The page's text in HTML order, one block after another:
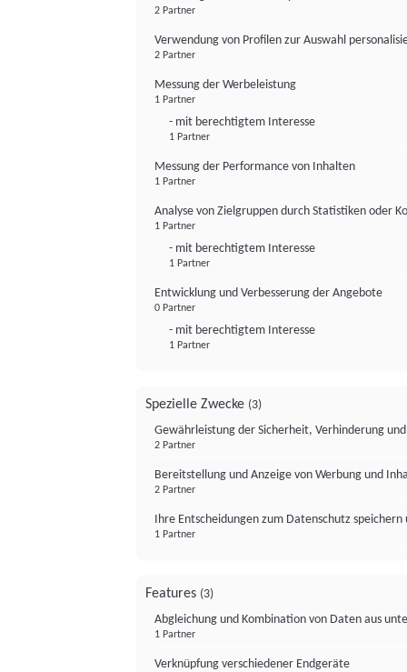
2 Partner
Verwendung von Profilen zur Auswahl
2 Partner
Messung der Werbeleistung
1 Partner
- mit berechtigtem Interesse
1 Partner
Messung der Performance von Inhalten
1 Partner
Analyse von Zielgruppen durch Statistiken oder
1 Partner
- mit berechtigtem Interesse
1 Partner
Entwicklung und Verbesserung der Angebote
0 Partner
- mit berechtigtem Interesse
1 Partner
Spezielle Zwecke (3)
Gewährleistung der Sicherheit, Verhinderung
2 Partner
Bereitstellung und Anzeige von Werbung und
2 Partner
Ihre Entscheidungen zum Datenschutz
1 Partner
Features (3)
Abgleichung und Kombination von Daten aus
1 Partner
Verknüpfung verschiedener Endgeräte